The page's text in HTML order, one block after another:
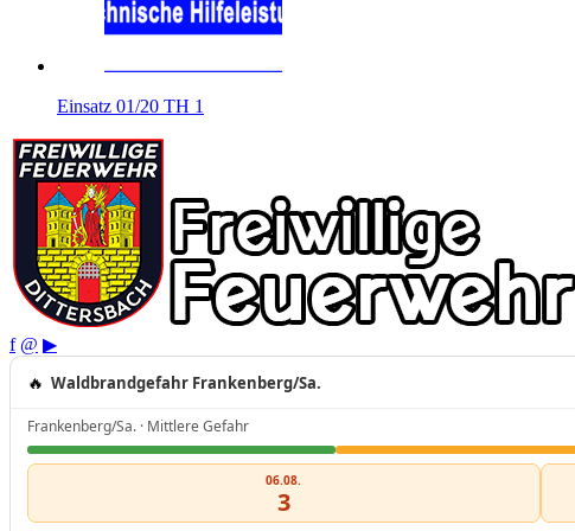
Einsatz 01/20 TH 1
f @ ▶
🔥 Waldbrandgefahr Frankenberg/Sa.
Frankenberg/Sa. · Mittlere Gefahr
06.08.
3